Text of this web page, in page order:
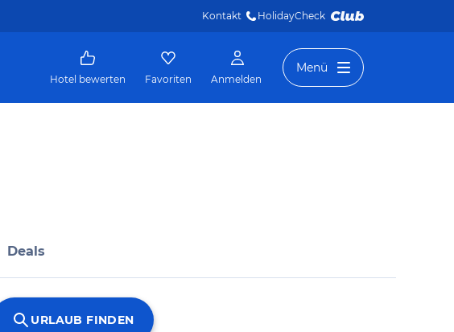
Kontakt HolidayCheck
Hotel bewerten Favoriten Anmelden
Menü
Deals